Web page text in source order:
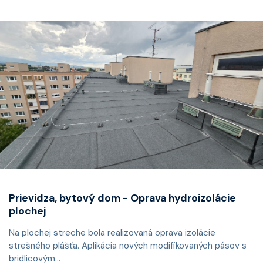
Prievidza, bytový dom - Oprava hydroizolácie
plochej
Na plochej streche bola realizovaná oprava izolácie
strešného plášťa. Aplikácia nových modifikovaných pásov s
bridlicovým...